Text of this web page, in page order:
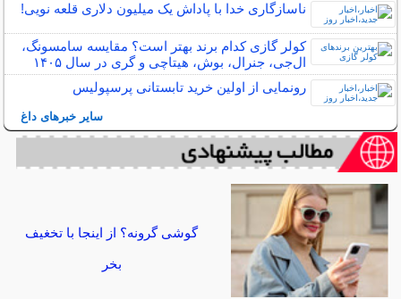
ناسازگاری خدا با پاداش یک میلیون دلاری قلعه نویی!
کولر گازی کدام برند بهتر است؟ مقایسه سامسونگ،
ال‌جی، جنرال، بوش، هیتاچی و گری در سال ۱۴۰۵
رونمایی از اولین خرید تابستانی پرسپولیس
سایر خبرهای داغ
گوشی گرونه؟ از اینجا با تخغیف
بخر